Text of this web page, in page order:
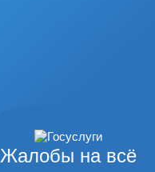
Жалобы на всё